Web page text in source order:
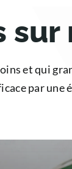
sur
et qui
par une